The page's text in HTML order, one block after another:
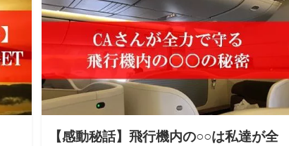
ｵ…
【感動秘話】飛行機内の○○は私達が全